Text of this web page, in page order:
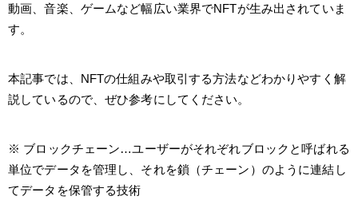
動画、音楽、ゲームなど幅広い業界でNFTが生み出されていま
す。
本記事では、NFTの仕組みや取引する方法などわかりやすく解
説しているので、ぜひ参考にしてください。
※ ブロックチェーン…ユーザーがそれぞれブロックと呼ばれる
単位でデータを管理し、それを鎖（チェーン）のように連結し
てデータを保管する技術